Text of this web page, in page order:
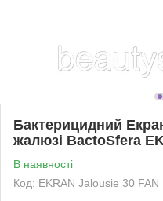
Бактерицидний
жалюзі BactoSfera
В наявності
Код: EKRAN Jalousie 30 FAN